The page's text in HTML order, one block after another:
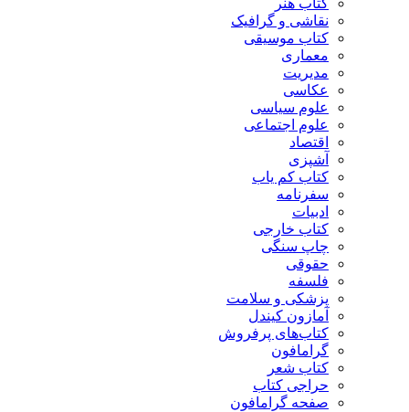
کتاب هنر
نقاشی و گرافیک
کتاب موسیقی
معماری
مدیریت
عکاسی
علوم سیاسی
علوم اجتماعی
اقتصاد
آشپزی
کتاب کم یاب
سفرنامه
ادبیات
کتاب خارجی
چاپ سنگی
حقوقی
فلسفه
پزشکی و سلامت
آمازون کیندل
کتاب‌های پرفروش
گرامافون
کتاب شعر
حراجی کتاب
صفحه گرامافون